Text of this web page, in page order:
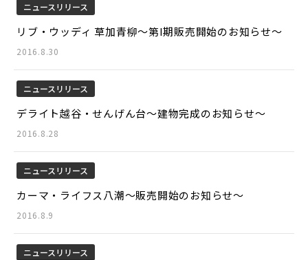
ニュースリリース
リブ・ウッディ 草加青柳～第I期販売開始のお知らせ～
2016.8.30
ニュースリリース
デライト越谷・せんげん台～建物完成のお知らせ～
2016.8.28
ニュースリリース
カーマ・ライフス八潮～販売開始のお知らせ～
2016.8.9
ニュースリリース